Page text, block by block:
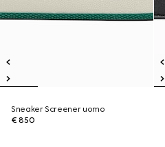
Sneaker Screener uomo
€ 850